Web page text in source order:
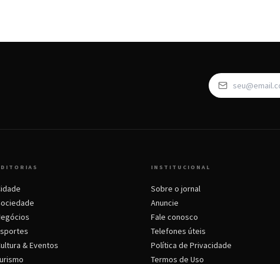
& Eventos
INSTITUCIONAL
Sobre o jornal
Anuncie
Fale conosco
Telefones úteis
Política de Privacidade
Termos de Uso